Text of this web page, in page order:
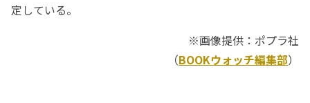
定している。
※画像提供：ポプラ社
（BOOKウォッチ編集部）